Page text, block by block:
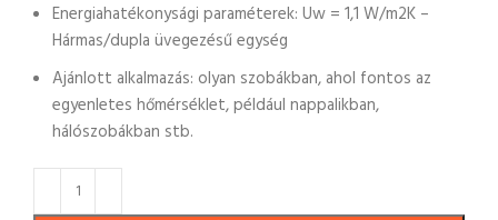
Energiahatékonysági paraméterek: Uw = 1,1 W/m2K –
Hármas/dupla üvegezésű egység
Ajánlott alkalmazás: olyan szobákban, ahol fontos az
egyenletes hőmérséklet, például nappalikban,
hálószobákban stb.